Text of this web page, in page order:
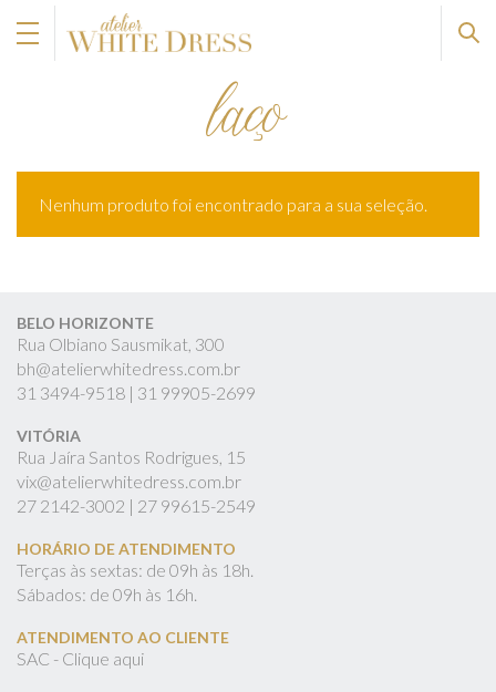
laço
Nenhum produto foi encontrado para a sua seleção.
BELO HORIZONTE
Rua Olbiano Sausmikat, 300
bh@atelierwhitedress.com.br
31 3494-9518 | 31 99905-2699
VITÓRIA
Rua Jaíra Santos Rodrigues, 15
vix@atelierwhitedress.com.br
27 2142-3002 | 27 99615-2549
HORÁRIO DE ATENDIMENTO
Terças às sextas: de 09h às 18h.
Sábados: de 09h às 16h.
ATENDIMENTO AO CLIENTE
SAC - Clique aqui